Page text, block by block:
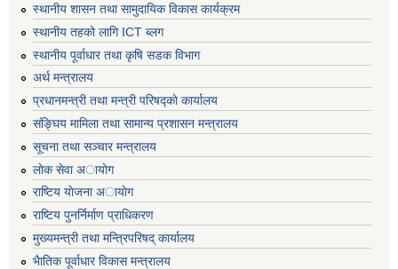
स्थानीय शासन तथा सामुदायिक विकास कार्यक्रम
स्थानीय तहको लागि ICT ब्लग
स्थानीय पूर्वाधार तथा कृषि सडक विभाग
अर्थ मन्त्रालय
प्रधानमन्त्री तथा मन्त्री परिषद्काे कार्यालय
संङ्घिय मामिला तथा सामान्य प्रशासन मन्त्रालय
सूचना तथा सञ्चार मन्त्रालय
लाेक सेवा अायाेग
राष्टिय याेजना अायाेग
राष्टिय पुनर्निर्माण प्राधिकरण
मुख्यमन्त्री तथा मन्त्रिपरिषद् कार्यालय
भैातिक पूर्वाधार विकास मन्त्रालय